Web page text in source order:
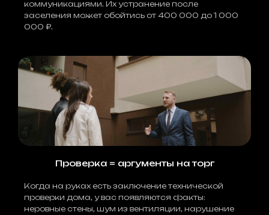
коммуникациями. Их устранение после
заселения может обойтись от 400 000 до 1 000
000 ₽.
Проверка = аргументы на торг
Когда на руках есть заключение технической
проверки дома, у вас появляются факты:
неровные стены, шум из вентиляции, нарушение